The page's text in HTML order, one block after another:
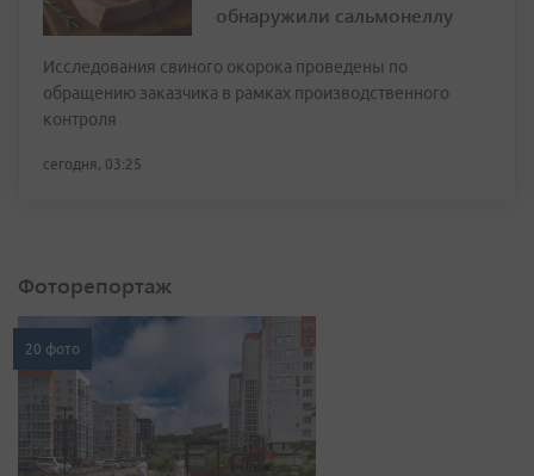
обнаружили сальмонеллу
Исследования свиного окорока проведены по
обращению заказчика в рамках производственного
контроля
сегодня, 03:25
Фоторепортаж
20 фото